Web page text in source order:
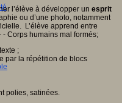
l’élève à développer un esprit
ou d’une photo, notamment
L’élève apprend entre
- Corps humains mal formés;
;
par la répétition de blocs
polies, satinées.